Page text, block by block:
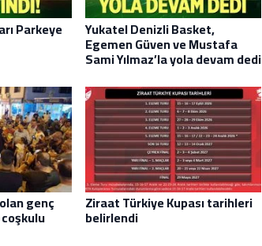
Parkeye Yukatel Denizli Basket,
Egemen Güven ve Mustafa
Sami Yılmaz’la yola devam dedi
genç Ziraat Türkiye Kupası tarihleri
belirlendi